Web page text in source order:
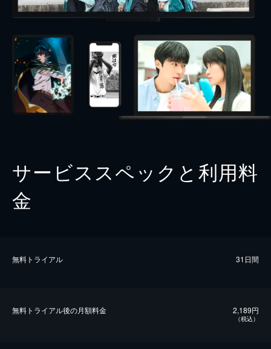
サービススペックと利用料
金
無料トライアル 31日間
無料トライアル後の⽉額料金 2,189円
（税込）